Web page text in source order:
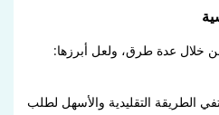
خلال عدة طرق، ولعل أبرزها:
الطريقة التقليدية والأسهل لطلب